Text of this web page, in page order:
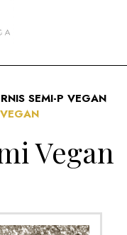
SEMI-P VEGAN
Vegan